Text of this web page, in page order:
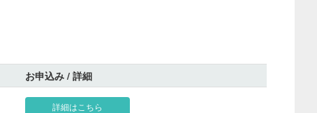
お申込み / 詳細
詳細はこちら